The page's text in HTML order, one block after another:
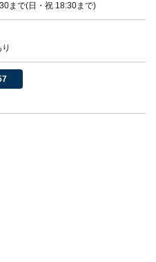
まで(日・祝 18:30まで)